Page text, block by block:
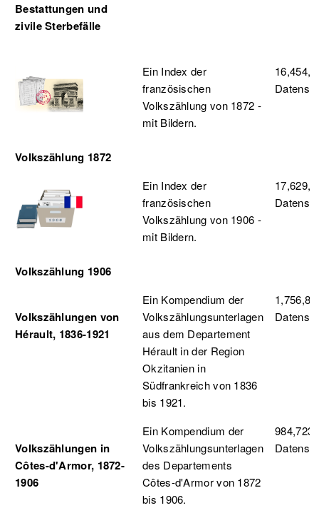
Bestattungen und
zivile Sterbefälle
Volkszählung 1872
Ein Index der
französischen
Volkszählung von 1872 -
mit Bildern.
Volkszählung 1906
Ein Index der
französischen
Volkszählung von 1906 -
mit Bildern.
Volkszählungen von
Hérault, 1836-1921
Ein Kompendium der
Volkszählungsunterlagen
aus dem Departement
Hérault in der Region
Okzitanien in
Südfrankreich von 1836
bis 1921.
Volkszählungen in
Côtes-d'Armor, 1872-
1906
Ein Kompendium der
Volkszählungsunterlagen
des Departements
Côtes-d'Armor von 1872
bis 1906.
984,723